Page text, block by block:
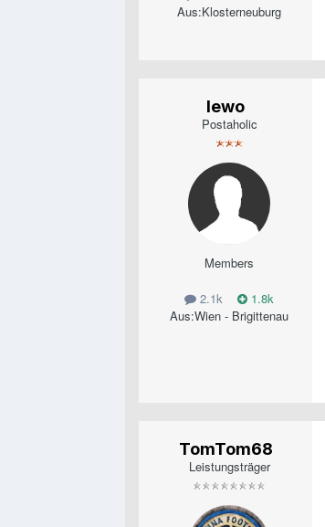
Aus:Klosterneuburg
lewo
Postaholic
Members
2.1k
1.8k
Aus:Wien - Brigittenau
TomTom68
Leistungsträger